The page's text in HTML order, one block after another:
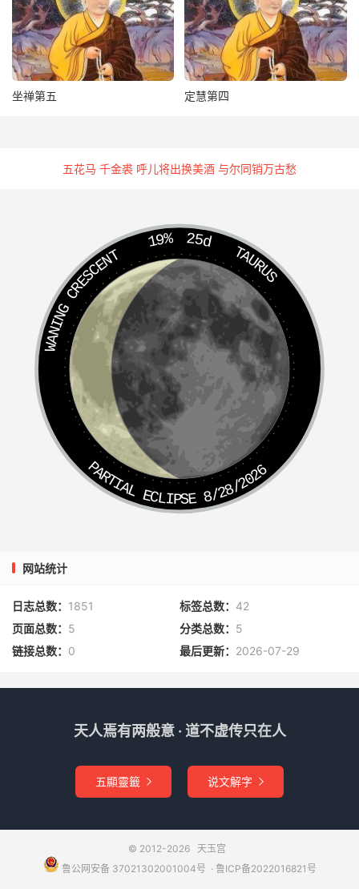
坐禅第五 定慧第四
五花马 千金裘 呼儿将出换美酒 与尔同销万古愁
19% 25d
TAURUS
WANING CRESCENT
PARTIAL ECLIPSE 8/28/2026
网站统计
日志总数： 1851 标签总数： 42
页面总数： 5 分类总数： 5
链接总数： 0 最后更新： 2026-07-29
天人焉有两般意 · 道不虚传只在人
五顯靈籤  说文解字 
© 2012-2026 天玉宫
鲁公网安备 37021302001004号 ​​​ · 鲁ICP备2022016821号